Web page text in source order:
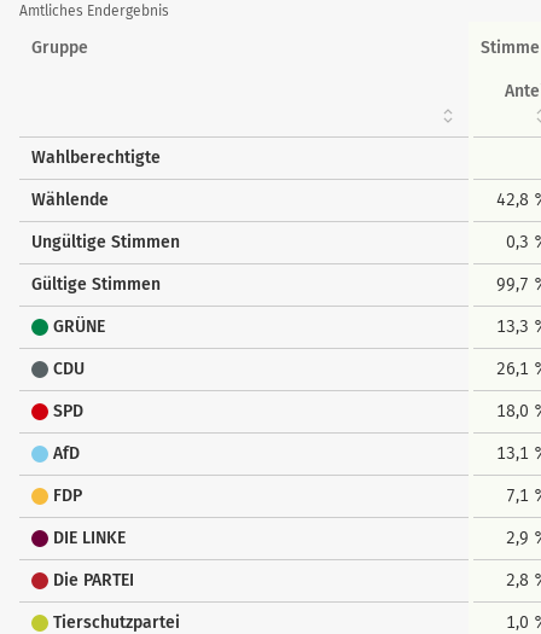
Amtliches Endergebnis
Gruppe
Wahlberechtigte
Wählende 42,8
Ungültige Stimmen 0,3
Gültige Stimmen 99,7
GRÜNE 13,3
CDU 26,1
SPD 18,0
AfD 13,1
FDP 7,1
DIE LINKE 2,9
Die PARTEI 2,8
Tierschutzpartei 1,0